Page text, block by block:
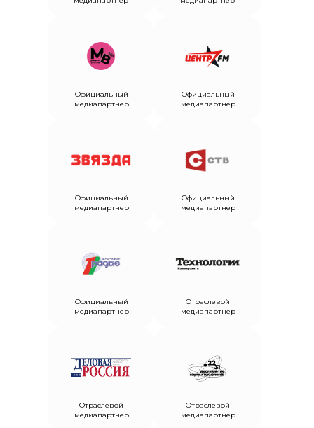
Официальный
медиапартнер
Официальный
медиапартнер
Официальный
медиапартнер
Официальный
медиапартнер
Официальный
медиапартнер
Отраслевой
медиапартнер
Отраслевой
медиапартнер
Отраслевой
медиапартнер